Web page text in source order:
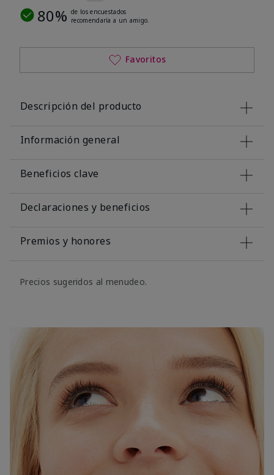
80% de los encuestados
recomendaría a un amigo.
Favoritos
Descripción del producto
Información general
Beneficios clave
Declaraciones y beneficios
Premios y honores
Precios sugeridos al menudeo.